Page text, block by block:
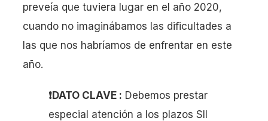
preveía que tuviera lugar en el año 2020,
cuando no imaginábamos las dificultades a
las que nos habríamos de enfrentar en este
año.
❗️DATO CLAVE : Debemos prestar
especial atención a los plazos SII